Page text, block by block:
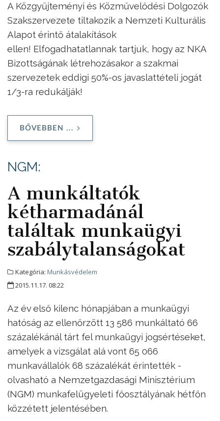
A Közgyűjteményi és Közművelődési Dolgozók
Szakszervezete tiltakozik a Nemzeti Kulturális
Alapot érintő átalakítások
ellen! Elfogadhatatlannak tartjuk, hogy az NKA
Bizottságának létrehozásakor a szakmai
szervezetek eddigi 50%-os javaslattételi jogát
1/3-ra redukálják!
BŐVEBBEN ...
NGM:
A munkáltatók
kétharmadánál
találtak munkaügyi
szabálytalanságokat
Kategória: Munkásvédelem
2015.11.17. 08:22
Az év első kilenc hónapjában a munkaügyi
hatóság az ellenőrzött 13 586 munkáltató 66
százalékánál tárt fel munkaügyi jogsértéseket,
amelyek a vizsgálat alá vont 65 066
munkavállalók 68 százalékát érintették -
olvasható a Nemzetgazdasági Minisztérium
(NGM) munkafelügyeleti főosztályának hétfőn
közzétett jelentésében.